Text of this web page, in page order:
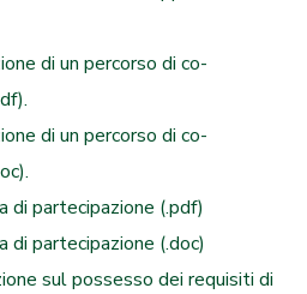
di un percorso di co-
di un percorso di co-
partecipazione (.pdf)
partecipazione (.doc)
sul possesso dei requisiti di